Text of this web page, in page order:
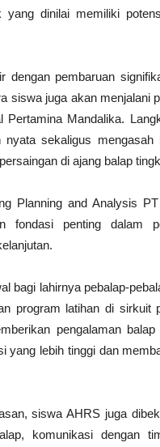
yang dinilai memiliki
dengan pembaruan
siswa juga akan menjalani
Pertamina Mandalika.
sekaligus
di ajang balap
Planning and Analysis
fondasi penting dalam
bagi lahirnya pebalap-
program latihan di sirkuit
pengalaman
yang lebih tinggi dan
siswa AHRS juga
komunikasi dengan